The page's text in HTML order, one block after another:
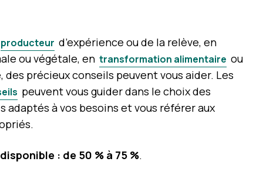
producteur d’expérience ou de la relève, en
ou végétale, en transformation alimentaire ou
des précieux conseils peuvent vous aider. Les
peuvent vous guider dans le choix des
adaptés à vos besoins et vous référer aux
: de 50 % à 75 %.